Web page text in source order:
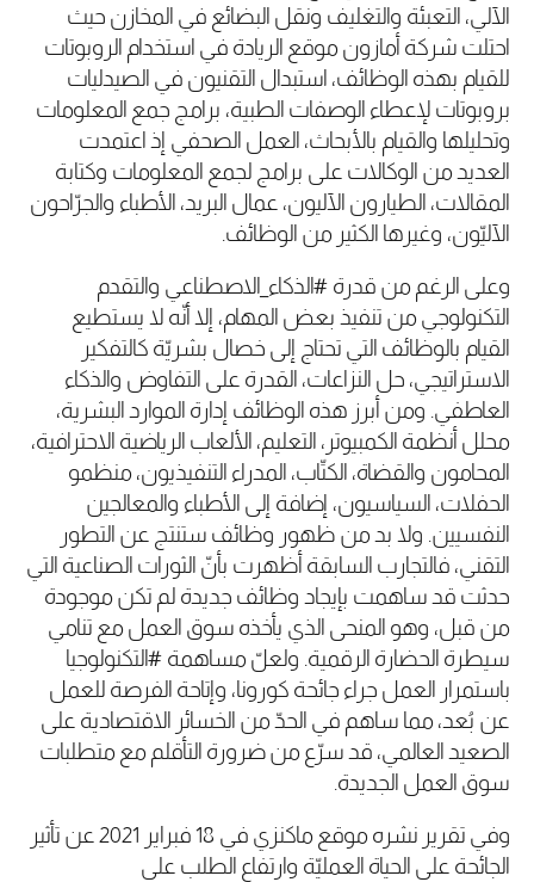
الآلي، التعبئة والتغليف ونقل البضائع في المخازن حيث
احتلت شركة أمازون موقع الريادة في استخدام الروبوتات
للقيام بهذه الوظائف، استبدال التقنيون في الصيدليات
بروبوتات لإعطاء الوصفات الطبية، برامج جمع المعلومات
وتحليلها والقيام بالأبحاث، العمل الصحفي إذ اعتمدت
العديد من الوكالات على برامج لجمع المعلومات وكتابة
المقالات، الطيارون الآليون، عمال البريد، الأطباء والجرّاحون
الآليّون، وغيرها الكثير من الوظائف.
وعلى الرغم من قدرة #الذكاء_الاصطناعي والتقدم
التكنولوجي من تنفيذ بعض المهام، إلا أنّه لا يستطيع
القيام بالوظائف التي تحتاج إلى خصال بشريّة كالتفكير
الاستراتيجي، حل النزاعات، القدرة على التفاوض والذكاء
العاطفي. ومن أبرز هذه الوظائف إدارة الموارد البشرية،
محلل أنظمة الكمبيوتر، التعليم، الألعاب الرياضية الاحترافية،
المحامون والقضاة، الكتّاب، المدراء التنفيذيون، منظمو
الحفلات، السياسيون، إضافة إلى الأطباء والمعالجين
النفسيين. ولا بد من ظهور وظائف ستنتج عن التطور
التقني، فالتجارب السابقة أظهرت بأنّ الثورات الصناعية التي
حدثت قد ساهمت بإيجاد وظائف جديدة لم تكن موجودة
من قبل، وهو المنحى الذي يأخذه سوق العمل مع تنامي
سيطرة الحضارة الرقمية. ولعلّ مساهمة #التكنولوجيا
باستمرار العمل جراء جائحة كورونا، وإتاحة الفرصة للعمل
عن بُعد، مما ساهم في الحدّ من الخسائر الاقتصادية على
الصعيد العالمي، قد سرّع من ضرورة التأقلم مع متطلبات
سوق العمل الجديدة.
وفي تقرير نشره موقع ماكنزي في 18 فبراير 2021 عن تأثير
الجائحة على الحياة العمليّة وارتفاع الطلب على